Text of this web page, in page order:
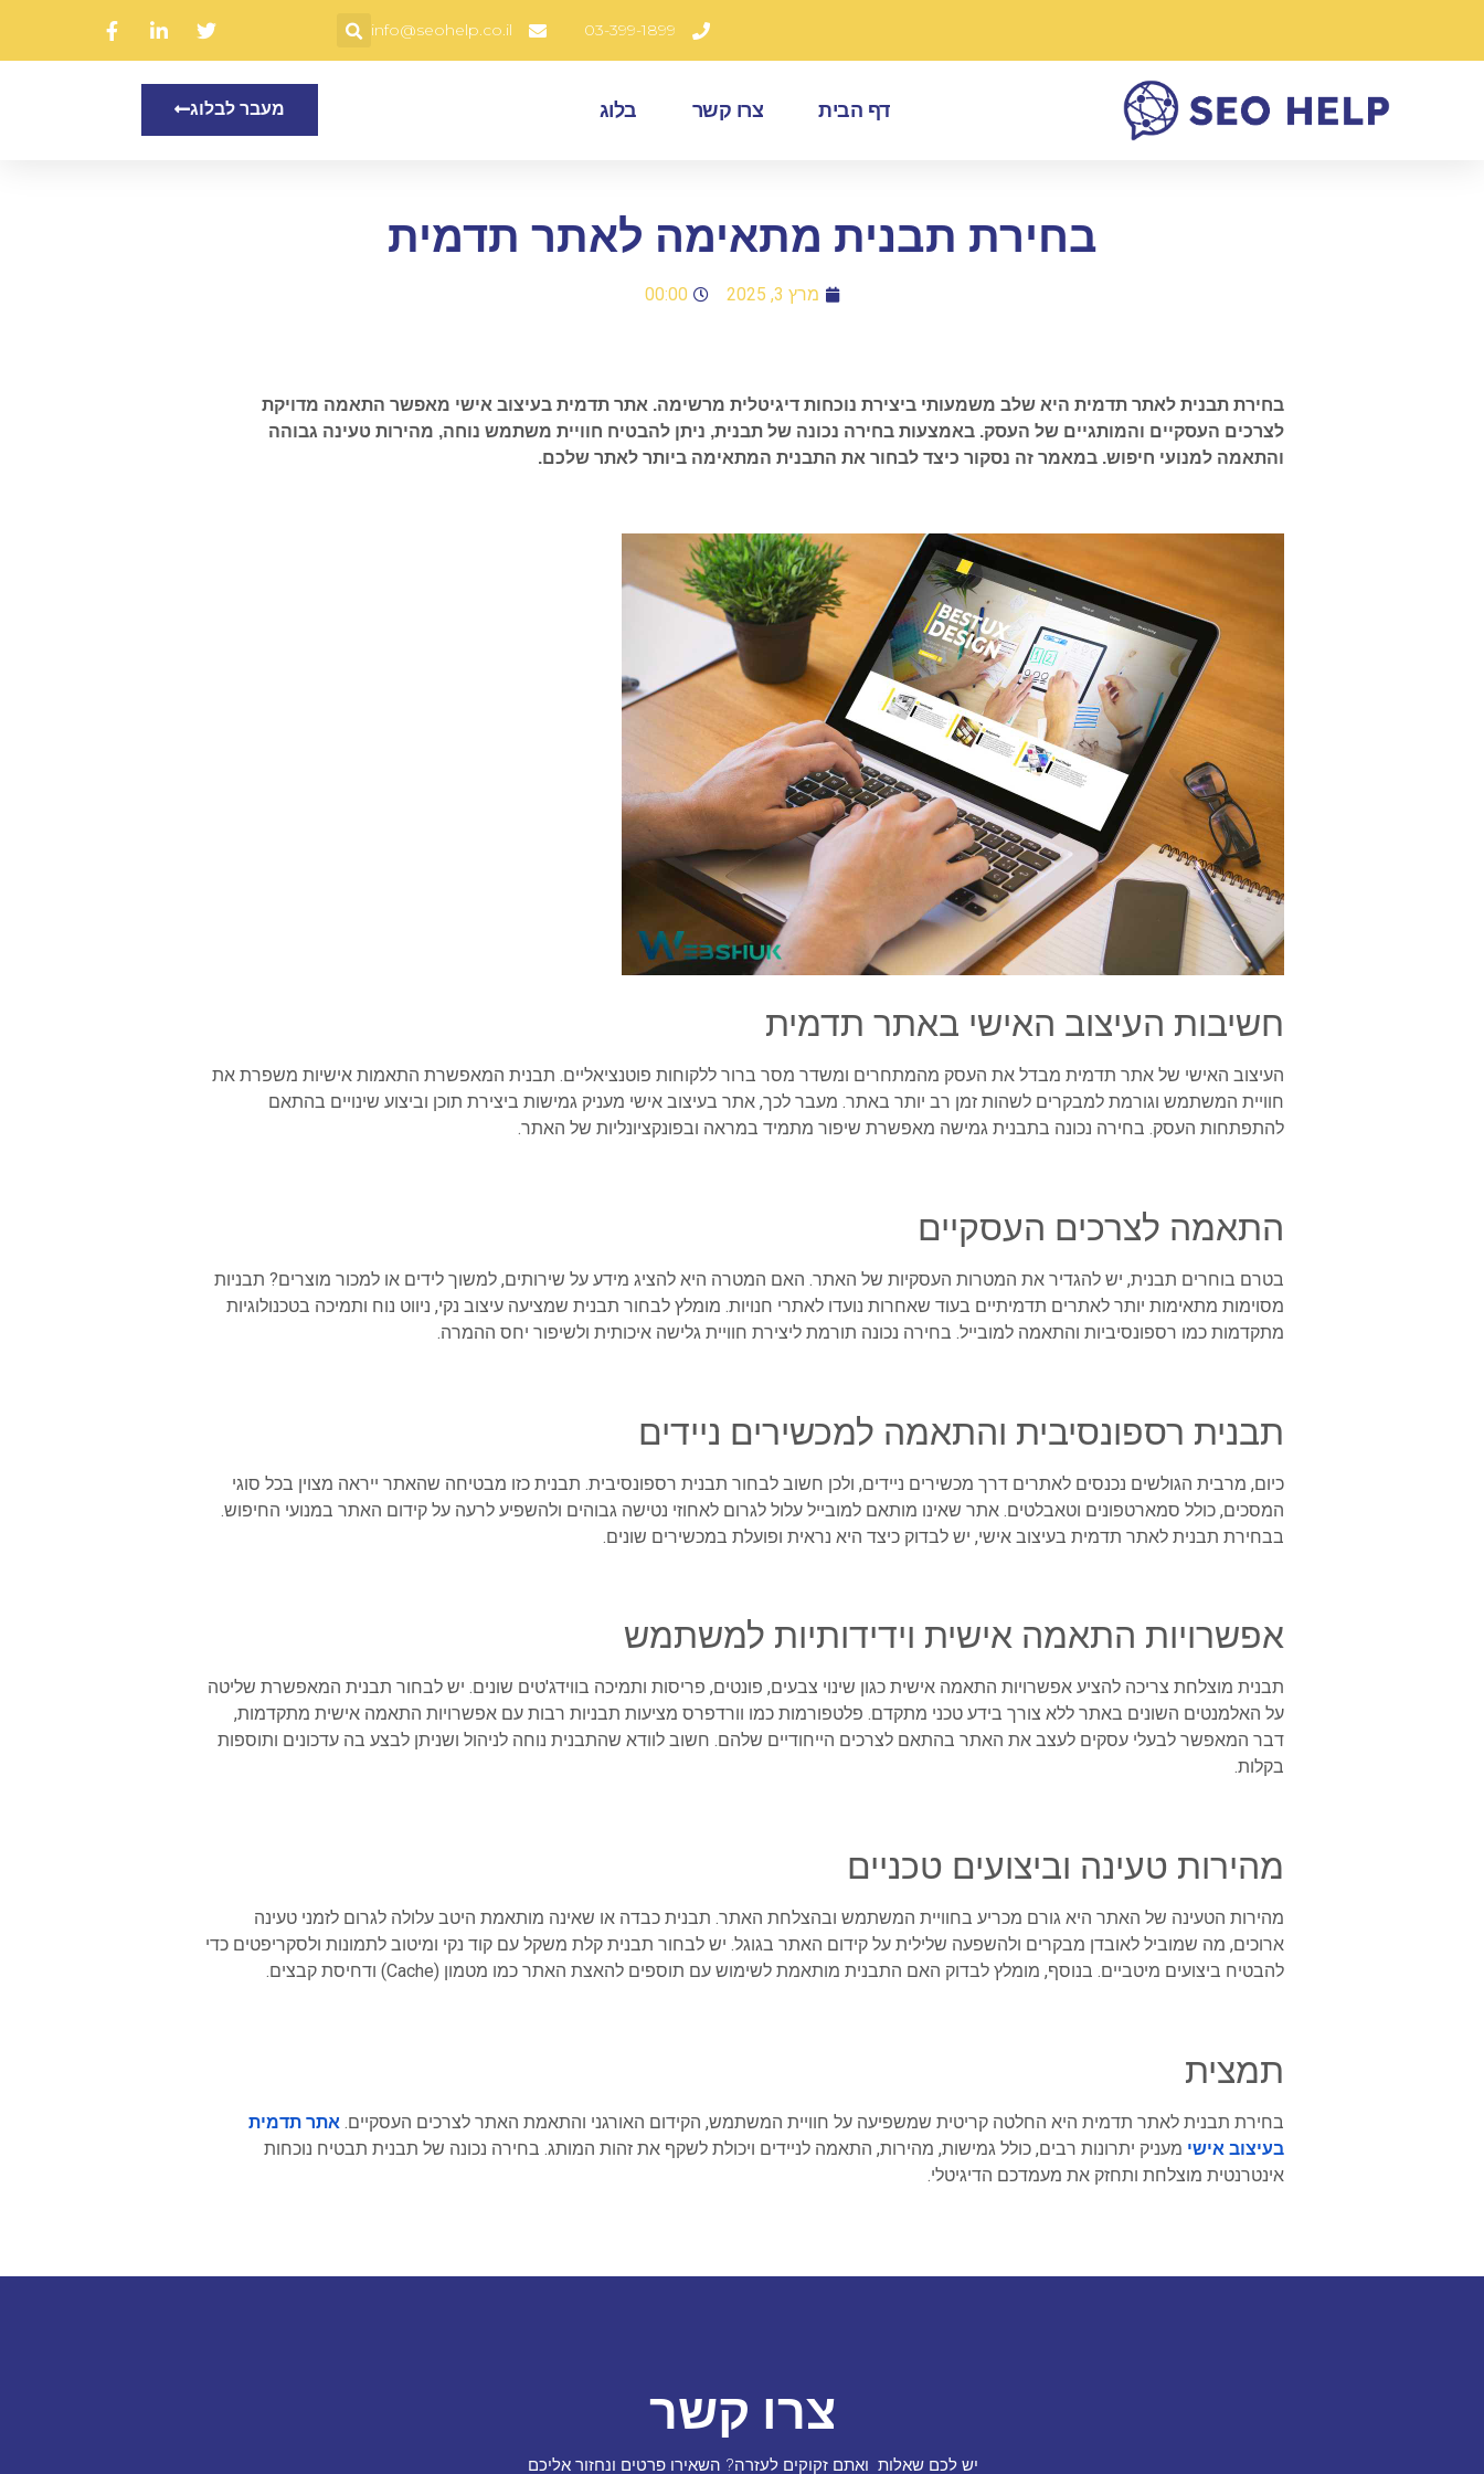
03-399-1899
info@seohelp.co.il
דף הבית צרו קשר בלוג מעבר לבלוג
בחירת תבנית מתאימה לאתר תדמית
מרץ 3, 2025 00:00
בחירת תבנית לאתר תדמית היא שלב משמעותי ביצירת נוכחות דיגיטלית מרשימה. אתר תדמית בעיצוב אישי מאפשר התאמה מדויקת
לצרכים העסקיים והמותגיים של העסק. באמצעות בחירה נכונה של תבנית, ניתן להבטיח חוויית משתמש נוחה, מהירות טעינה גבוהה
והתאמה למנועי חיפוש. במאמר זה נסקור כיצד לבחור את התבנית המתאימה ביותר לאתר שלכם.
חשיבות העיצוב האישי באתר תדמית
העיצוב האישי של אתר תדמית מבדל את העסק מהמתחרים ומשדר מסר ברור ללקוחות פוטנציאליים. תבנית המאפשרת התאמות אישיות משפרת את
חוויית המשתמש וגורמת למבקרים לשהות זמן רב יותר באתר. מעבר לכך, אתר בעיצוב אישי מעניק גמישות ביצירת תוכן וביצוע שינויים בהתאם
להתפתחות העסק. בחירה נכונה בתבנית גמישה מאפשרת שיפור מתמיד במראה ובפונקציונליות של האתר.
התאמה לצרכים העסקיים
בטרם בוחרים תבנית, יש להגדיר את המטרות העסקיות של האתר. האם המטרה היא להציג מידע על שירותים, למשוך לידים או למכור מוצרים? תבניות
מסוימות מתאימות יותר לאתרים תדמיתיים בעוד שאחרות נועדו לאתרי חנויות. מומלץ לבחור תבנית שמציעה עיצוב נקי, ניווט נוח ותמיכה בטכנולוגיות
מתקדמות כמו רספונסיביות והתאמה למובייל. בחירה נכונה תורמת ליצירת חוויית גלישה איכותית ולשיפור יחס ההמרה.
תבנית רספונסיבית והתאמה למכשירים ניידים
כיום, מרבית הגולשים נכנסים לאתרים דרך מכשירים ניידים, ולכן חשוב לבחור תבנית רספונסיבית. תבנית כזו מבטיחה שהאתר ייראה מצוין בכל סוגי
המסכים, כולל סמארטפונים וטאבלטים. אתר שאינו מותאם למובייל עלול לגרום לאחוזי נטישה גבוהים ולהשפיע לרעה על קידום האתר במנועי החיפוש.
בבחירת תבנית לאתר תדמית בעיצוב אישי, יש לבדוק כיצד היא נראית ופועלת במכשירים שונים.
אפשרויות התאמה אישית וידידותיות למשתמש
תבנית מוצלחת צריכה להציע אפשרויות התאמה אישית כגון שינוי צבעים, פונטים, פריסות ותמיכה בווידג'טים שונים. יש לבחור תבנית המאפשרת שליטה
על האלמנטים השונים באתר ללא צורך בידע טכני מתקדם. פלטפורמות כמו וורדפרס מציעות תבניות רבות עם אפשרויות התאמה אישית מתקדמות,
דבר המאפשר לבעלי עסקים לעצב את האתר בהתאם לצרכים הייחודיים שלהם. חשוב לוודא שהתבנית נוחה לניהול ושניתן לבצע בה עדכונים ותוספות
בקלות.
מהירות טעינה וביצועים טכניים
מהירות הטעינה של האתר היא גורם מכריע בחוויית המשתמש ובהצלחת האתר. תבנית כבדה או שאינה מותאמת היטב עלולה לגרום לזמני טעינה
ארוכים, מה שמוביל לאובדן מבקרים ולהשפעה שלילית על קידום האתר בגוגל. יש לבחור תבנית קלת משקל עם קוד נקי ומיטוב לתמונות ולסקריפטים כדי
להבטיח ביצועים מיטביים. בנוסף, מומלץ לבדוק האם התבנית מותאמת לשימוש עם תוספים להאצת האתר כמו מטמון (Cache) ודחיסת קבצים.
תמצית
בחירת תבנית לאתר תדמית היא החלטה קריטית שמשפיעה על חוויית המשתמש, הקידום האורגני והתאמת האתר לצרכים העסקיים. אתר תדמית
בעיצוב אישי מעניק יתרונות רבים, כולל גמישות, מהירות, התאמה לניידים ויכולת לשקף את זהות המותג. בחירה נכונה של תבנית תבטיח נוכחות
אינטרנטית מוצלחת ותחזק את מעמדכם הדיגיטלי.
צרו קשר
יש לכם שאלות ואתם זקוקים לעזרה? השאירו פרטים ונחזור אליכם